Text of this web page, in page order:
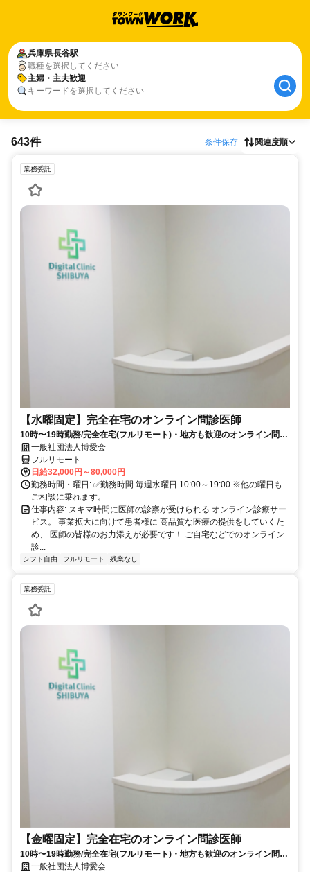
兵庫県長谷駅
職種を選択してください
主婦・主夫歓迎
キーワードを選択してください
643件 条件保存 関連度順
業務委託
【水曜固定】完全在宅のオンライン問診医師
10時〜19時勤務/完全在宅(フルリモート)・地方も歓迎のオンライン問診
業務一般社団法人博愛会
フルリモート
日給32,000円～80,000円
勤務時間・曜日: ✅勤務時間 毎週水曜日 10:00～19:00 ※他の曜日も
ご相談に乗れます。
仕事内容: スキマ時間に医師の診察が受けられる オンライン診療サー
ビス。 事業拡大に向けて患者様に 高品質な医療の提供をしていくた
め、 医師の皆様のお力添えが必要です！ ご自宅などでのオンライン
診...
シフト自由 フルリモート 残業なし
業務委託
【金曜固定】完全在宅のオンライン問診医師
10時〜19時勤務/完全在宅(フルリモート)・地方も歓迎のオンライン問診
業務一般社団法人博愛会